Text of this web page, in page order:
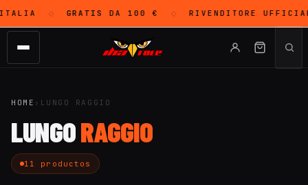
GRATISDA 100 € RIVENDITORE
HOME › LUNGO RAGGIO
LUNGORAGGIO
11 productos